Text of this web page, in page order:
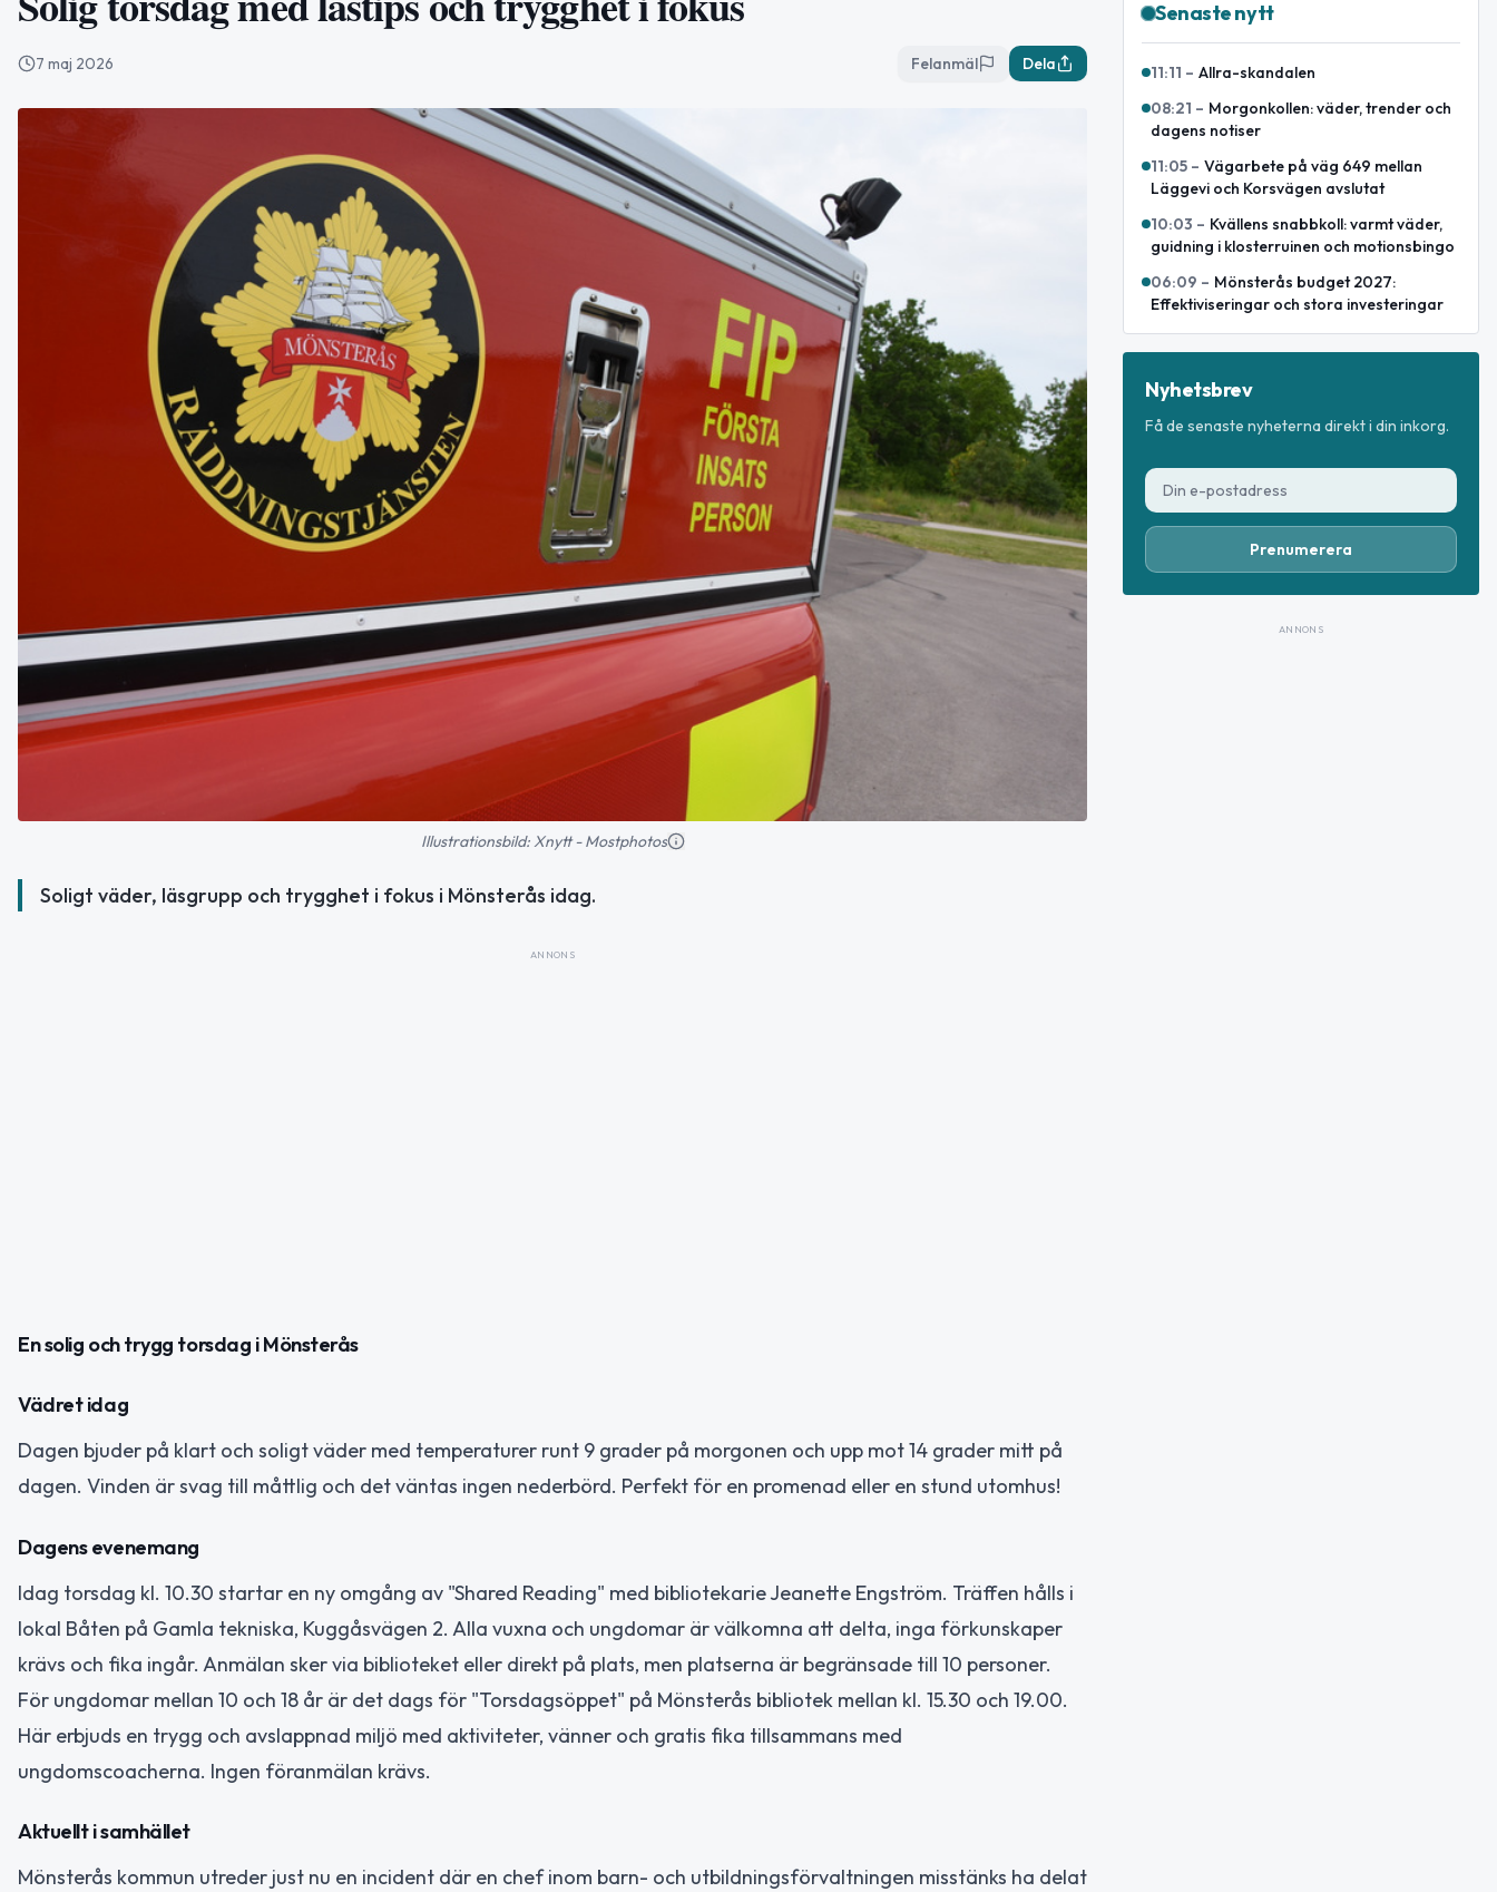
7 maj 2026 Felanmäl Dela
Illustrationsbild: Xnytt - Mostphotos
Soligt väder, läsgrupp och trygghet i fokus i Mönsterås idag.
ANNONS
En solig och trygg torsdag i Mönsterås
Vädret idag
Dagen bjuder på klart och soligt väder med temperaturer runt 9 grader på morgonen och upp mot 14 grader mitt på
dagen. Vinden är svag till måttlig och det väntas ingen nederbörd. Perfekt för en promenad eller en stund utomhus!
Dagens evenemang
Idag torsdag kl. 10.30 startar en ny omgång av "Shared Reading" med bibliotekarie Jeanette Engström. Träffen hålls i
lokal Båten på Gamla tekniska, Kuggåsvägen 2. Alla vuxna och ungdomar är välkomna att delta, inga förkunskaper
krävs och fika ingår. Anmälan sker via biblioteket eller direkt på plats, men platserna är begränsade till 10 personer.
För ungdomar mellan 10 och 18 år är det dags för "Torsdagsöppet" på Mönsterås bibliotek mellan kl. 15.30 och 19.00.
Här erbjuds en trygg och avslappnad miljö med aktiviteter, vänner och gratis fika tillsammans med
ungdomscoacherna. Ingen föranmälan krävs.
Aktuellt i samhället
Mönsterås kommun utreder just nu en incident där en chef inom barn- och utbildningsförvaltningen misstänks ha delat
Senaste nytt
11:11 – Allra-skandalen
08:21 – Morgonkollen: väder, trender och
dagens notiser
11:05 – Vägarbete på väg 649 mellan
Läggevi och Korsvägen avslutat
10:03 – Kvällens snabbkoll: varmt väder,
guidning i klosterruinen och motionsbingo
06:09 – Mönsterås budget 2027:
Effektiviseringar och stora investeringar
Nyhetsbrev
Få de senaste nyheterna direkt i din inkorg.
Prenumerera
ANNONS